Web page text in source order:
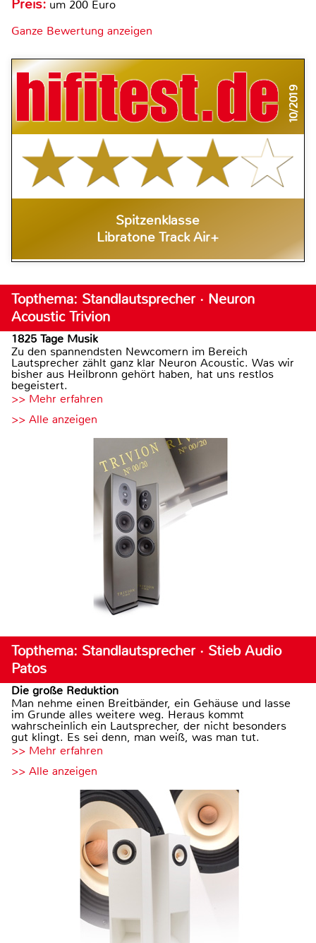
Preis: um 200 Euro
Ganze Bewertung anzeigen
10/2019
Spitzenklasse
Libratone Track Air+
Topthema: Standlautsprecher · Neuron
Acoustic Trivion
1825 Tage Musik
Zu den spannendsten Newcomern im Bereich
Lautsprecher zählt ganz klar Neuron Acoustic. Was wir
bisher aus Heilbronn gehört haben, hat uns restlos
begeistert.
>> Mehr erfahren
>> Alle anzeigen
Topthema: Standlautsprecher · Stieb Audio
Patos
Die große Reduktion
Man nehme einen Breitbänder, ein Gehäuse und lasse
im Grunde alles weitere weg. Heraus kommt
wahrscheinlich ein Lautsprecher, der nicht besonders
gut klingt. Es sei denn, man weiß, was man tut.
>> Mehr erfahren
>> Alle anzeigen